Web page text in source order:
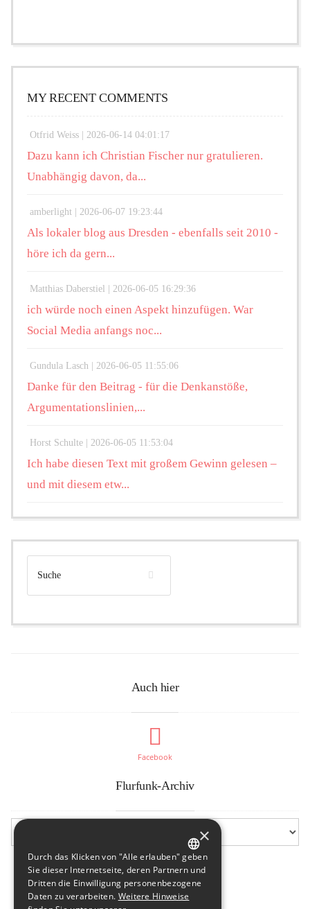
MY RECENT COMMENTS
Otfrid Weiss | 2026-06-14 04:01:17
Dazu kann ich Christian Fischer nur gratulieren.
Unabhängig davon, da...
amberlight | 2026-06-07 19:23:44
Als lokaler blog aus Dresden - ebenfalls seit 2010 -
höre ich da gern...
Matthias Daberstiel | 2026-06-05 16:29:36
ich würde noch einen Aspekt hinzufügen. War
Social Media anfangs noc...
Gundula Lasch | 2026-06-05 11:55:06
Danke für den Beitrag - für die Denkanstöße,
Argumentationslinien,...
Horst Schulte | 2026-06-05 11:53:04
Ich habe diesen Text mit großem Gewinn gelesen –
und mit diesem etw...
Auch hier
Facebook
Flurfunk-Archiv
GERMAN
ENGLISH
×
Durch das Klicken von "Alle erlauben" geben
Sie dieser Internetseite, deren Partnern und
Dritten die Einwilligung personenbezogene
Daten zu verarbeiten. Weitere Hinweise